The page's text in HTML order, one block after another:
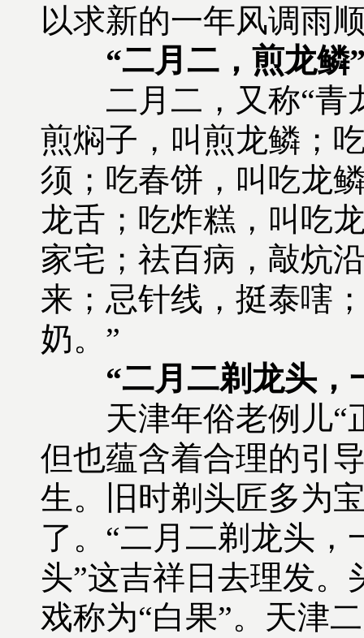
以求新的一年风调雨
“二月二，煎龙鳞
二月二，又称“青龙
煎焖子，叫煎龙鳞；
须；吃春饼，叫吃龙
龙舌；吃炸糕，叫吃
家宅；祛百病，敲炕
来；忌针线，挺泰嗐
奶。”
“二月二剃龙头，
天津年俗老例儿“
但也蕴含着合理的引
生。旧时剃头匠多为
了。“二月二剃龙头，
头”这吉祥日去理发
戏称为“白果”。天津